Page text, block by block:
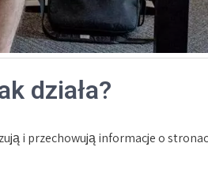
działa?
i przechowują informacje o